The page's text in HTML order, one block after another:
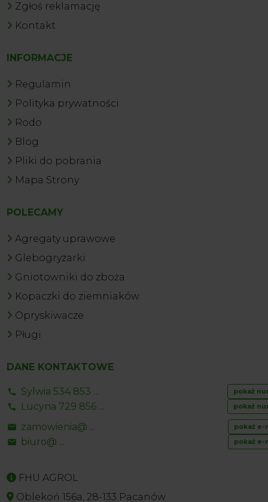
Zgłoś reklamację
Kontakt
INFORMACJE
Regulamin
Polityka prywatności
Rodo
Blog
Pliki do pobrania
Mapa Strony
POLECAMY
Agregaty uprawowe
Glebogryzarki
Gniotowniki do zboża
Kopaczki do ziemniaków
Opryskiwacze
Pługi
DANE KONTAKTOWE
Sylwia 534 853 ... pokaż
Lucyna 729 856 ... pokaż
zamowienia@ ... pokaż e-
biuro@ ... pokaż e-
FHU AGROL
Oblekoń 156a, 28-133 Pacanów